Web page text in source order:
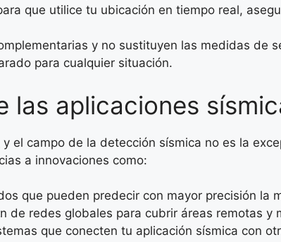
que utilice tu ubicación en tiempo real,
y no sustituyen las medidas de
para cualquier situación.
las aplicaciones
el campo de la detección sísmica no es la
a innovaciones como:
que pueden predecir con mayor precisión la
de redes globales para cubrir áreas remotas y
que conecten tu aplicación sísmica con